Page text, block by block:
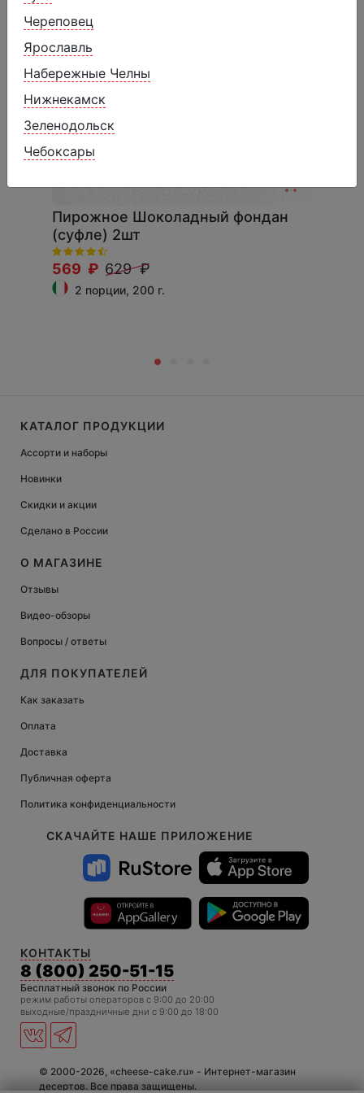
Череповец
Ярославль
Набережные Челны
Нижнекамск
Зеленодольск
Чебоксары
Пирожное Шоколадный фондан
(суфле) 2шт
569 ₽ 629 ₽
2 порции, 200 г.
СКАЧАЙТЕ НАШЕ ПРИЛОЖЕНИЕ
КОНТАКТЫ
8 (800) 250-51-15
Бесплатный звонок по России
режим работы операторов c 9:00 до 20:00
выходные/праздничные дни с 9:00 до 18:00
КАТАЛОГ ПРОДУКЦИИ
Ассорти и наборы
Новинки
Скидки и акции
Сделано в России
О МАГАЗИНЕ
Отзывы
Видео-обзоры
Вопросы / ответы
ДЛЯ ПОКУПАТЕЛЕЙ
Как заказать
Оплата
Доставка
Публичная оферта
Политика конфиденциальности
© 2000-2026, «cheese-cake.ru» - Интернет-магазин
десертов. Все права защищены.